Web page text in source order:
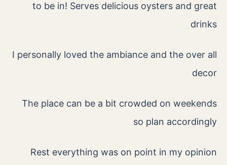
to be in! Serves delicious oysters and great
drinks
I personally loved the ambiance and the over all
decor
The place can be a bit crowded on weekends
so plan accordingly
Rest everything was on point in my opinion